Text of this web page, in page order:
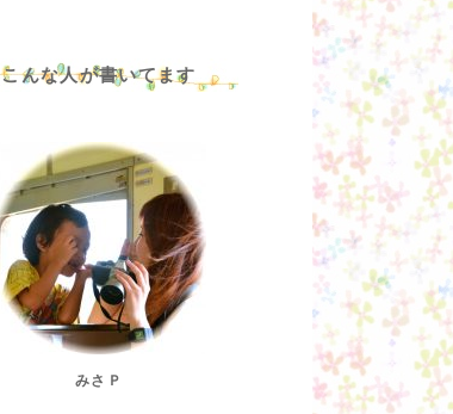
こんな人が書いてます
みさＰ